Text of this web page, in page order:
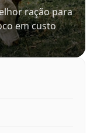
ração para
em custo